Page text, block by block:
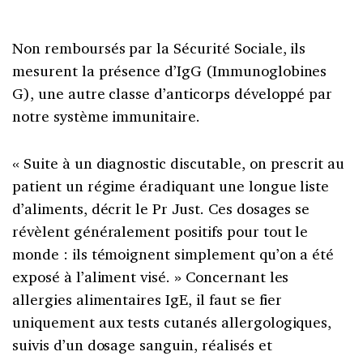
Non remboursés par la Sécurité Sociale, ils
mesurent la présence d’IgG (Immunoglobines
G), une autre classe d’anticorps développé par
notre système immunitaire.
« Suite à un diagnostic discutable, on prescrit au
patient un régime éradiquant une longue liste
d’aliments, décrit le Pr Just. Ces dosages se
révèlent généralement positifs pour tout le
monde : ils témoignent simplement qu’on a été
exposé à l’aliment visé. » Concernant les
allergies alimentaires IgE, il faut se fier
uniquement aux tests cutanés allergologiques,
suivis d’un dosage sanguin, réalisés et